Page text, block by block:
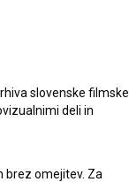
slovenske filmske
deli in
brez omejitev. Za